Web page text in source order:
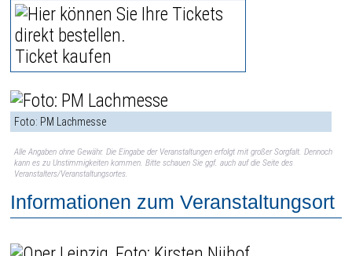
Ticket kaufen
Foto: PM Lachmesse
Alle Angaben ohne Gewähr. Die Eingabe der Veranstaltungen erfolgt mit großer Sorgfalt. Dennoch
kann es zu Unstimmigkeiten kommen. Bitte schauen Sie ggf. auch auf die Seite des
Veranstalters/Veranstaltungsortes.
Informationen zum Veranstaltungsort